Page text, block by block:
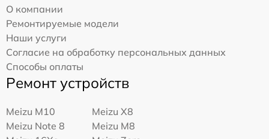
О компании
Ремонтируемые модели
Наши услуги
Согласие на обработку персональных данных
Способы оплаты
Ремонт устройств
Meizu M10
Meizu X8
Meizu Note 8
Meizu M8